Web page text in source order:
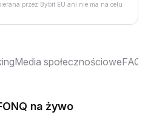
przez Bybit EU ani nie ma na celu
Media społecznościoweFAQ
na żywo